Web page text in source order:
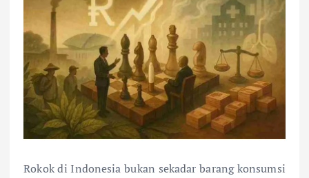
Rokok di Indonesia bukan sekadar barang konsumsi